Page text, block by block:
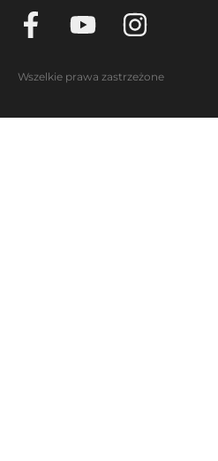
Wszelkie prawa zastrzeżone